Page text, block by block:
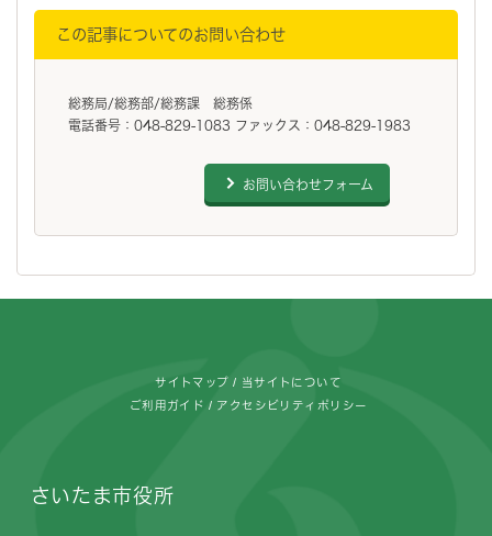
この記事についてのお問い合わせ
総務局/総務部/総務課 総務係
電話番号：048-829-1083 ファックス：048-829-1983
お問い合わせフォーム
サイトマップ 当サイトについて
ご利用ガイド アクセシビリティポリシー
さいたま市役所